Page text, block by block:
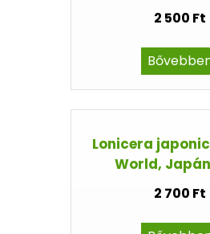
2 500 Ft
Lonicera
World,
2 700 Ft